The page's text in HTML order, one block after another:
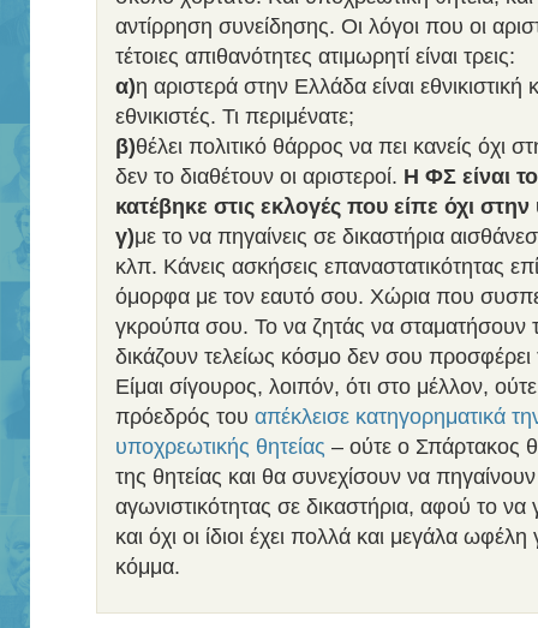
αντίρρηση συνείδησης. Οι λόγοι που οι
τέτοιες απιθανότητες ατιμωρητί είναι τρεις:
α)η αριστερά στην Ελλάδα είναι εθνικιστική
εθνικιστές. Τι περιμένατε;
β)θέλει πολιτικό θάρρος να πει κανείς όχι
δεν το διαθέτουν οι αριστεροί. Η ΦΣ είναι
κατέβηκε στις εκλογές που είπε όχι
γ)με το να πηγαίνεις σε δικαστήρια
κλπ. Κάνεις ασκήσεις επαναστατικότητας
όμορφα με τον εαυτό σου. Χώρια που
γκρούπα σου. Το να ζητάς να σταματήσουν
δικάζουν τελείως κόσμο δεν σου
Είμαι σίγουρος, λοιπόν, ότι στο μέλλον,
πρόεδρός του απέκλεισε κατηγορηματικά
υποχρεωτικής θητείας – ούτε ο Σπάρτακος
της θητείας και θα συνεχίσουν να
αγωνιστικότητας σε δικαστήρια, αφού το να
και όχι οι ίδιοι έχει πολλά και μεγάλα
κόμμα.